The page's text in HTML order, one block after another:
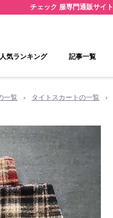
チェック 服専門通販サイト
気ランキング 記事一覧
一覧 › タイトスカートの一覧 ›